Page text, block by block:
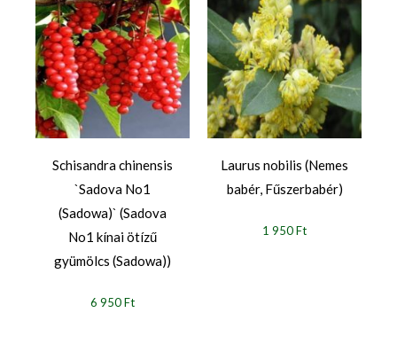
Schisandra chinensis
`Sadova No1
(Sadowa)` (Sadova
No1 kínai ötízű
gyümölcs (Sadowa))
6 950 Ft
Laurus nobilis (Nemes
babér, Fűszerbabér)
1 950 Ft